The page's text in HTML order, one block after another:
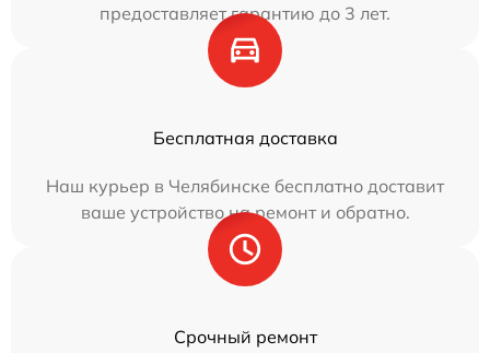
предоставляет гарантию до 3 лет.
Бесплатная доставка
Наш курьер в Челябинске бесплатно доставит
ваше устройство на ремонт и обратно.
Срочный ремонт